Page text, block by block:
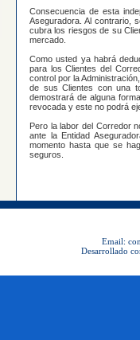
Consecuencia de esta
Aseguradora. Al contrario,
cubra los riesgos de su
mercado.
Como usted ya habrá
para los Clientes del
control por la
de sus Clientes con una
demostrará de alguna
revocada y este no podrá
Pero la labor del Corredor
ante la Entidad
momento hasta que se
seguros.
Email:
Desarrollado